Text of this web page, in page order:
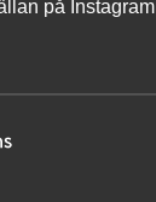
på Instagram